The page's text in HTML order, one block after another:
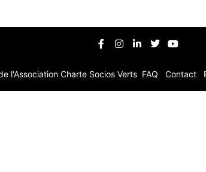
l'Association Charte Socios Verts FAQ Contact